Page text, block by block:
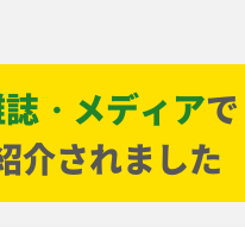
￥29,000 ￥26,000
￥24,000
108 SAR
￥21,000
ex SV9a 087/063
SAR
・メディアで
介されました